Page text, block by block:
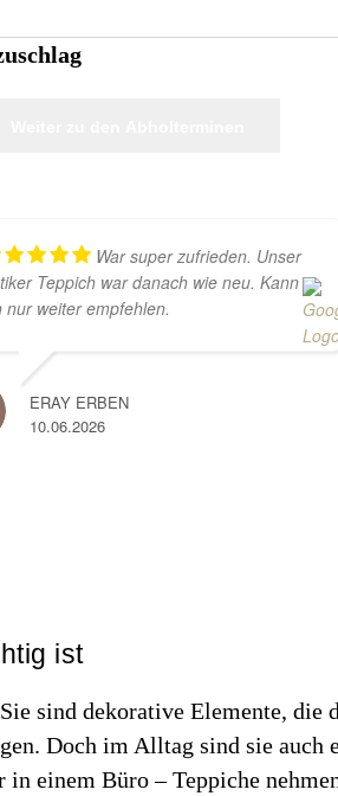
War super zufrieden. Unser
Teppich war danach wie neu. Kann
nur weiter empfehlen.
ERAY ERBEN
10.06.2026
ist
sind dekorative Elemente, die
Doch im Alltag sind sie auch
einem Büro – Teppiche